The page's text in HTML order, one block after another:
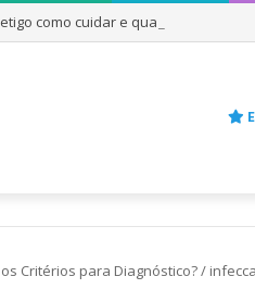
como cuidar e quando se
Critérios para Diagnóstico?/